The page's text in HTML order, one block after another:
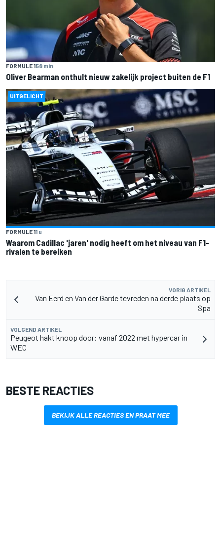
FORMULE 158 min
Oliver Bearman onthult nieuw zakelijk project buiten de F1
UITGELICHT
FORMULE 11 u
Waarom Cadillac 'jaren' nodig heeft om het niveau van F1-
rivalen te bereiken
VORIG ARTIKEL
Van Eerd en Van der Garde tevreden na derde plaats op
Spa
VOLGEND ARTIKEL
Peugeot hakt knoop door: vanaf 2022 met hypercar in
WEC
BESTE REACTIES
BEKIJK ALLE REACTIES EN PRAAT MEE